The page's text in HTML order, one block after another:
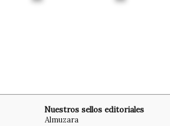
Nuestros sellos editoriales
Almuzara